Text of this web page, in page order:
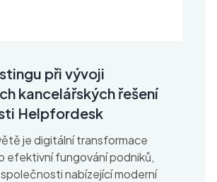
při vývoji
kancelářských řešení
Helpfordesk
je digitální transformace
efektivní fungování podniků,
nabízející moderní